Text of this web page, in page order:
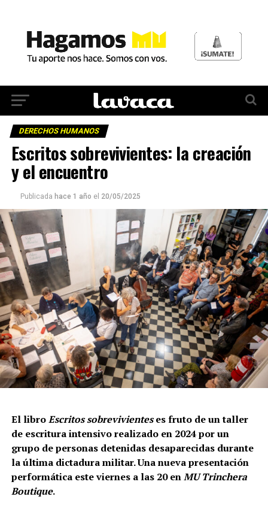
DERECHOS HUMANOS
Escritos sobrevivientes: la creación
y el encuentro
Publicada hace 1 año el 20/05/2025
El libroEscritos sobrevivienteses fruto de un taller
de escritura intensivo realizado en 2024 por un
grupo de personas detenidas desaparecidas durante
la última dictadura militar. Una nueva presentación
performática este viernes a las 20 enMU Trinchera
Boutique.